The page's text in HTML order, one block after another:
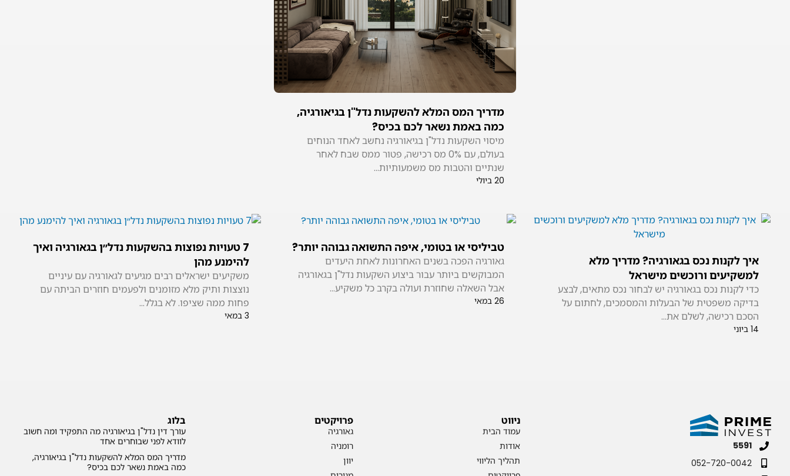
מדריך המס המלא להשקעות נדל"ן בגיאורגיה,
כמה באמת נשאר לכם בכיס?
מיסוי השקעות נדל"ן בגיאורגיה נחשב לאחד הנוחים
בעולם, עם 0% מס רכישה, פטור ממס שבח לאחר
שנתיים והטבות מס משמעותיות...
20 ביולי
איך לקנות נכס בגאורגיה? מדריך מלא
למשקיעים ורוכשים מישראל
כדי לקנות נכס בגאורגיה יש לבחור נכס מתאים, לבצע
בדיקה משפטית של הבעלות והמסמכים, לחתום על
הסכם רכישה, לשלם את...
14 ביוני
טביליסי או בטומי, איפה התשואה גבוהה יותר?
גאורגיה הפכה בשנים האחרונות לאחת היעדים
המבוקשים ביותר עבור ביצוע השקעות נדל"ן בגאורגיה
אבל השאלה שחוזרת ועולה בקרב כל משקיע...
26 במאי
7 טעויות נפוצות בהשקעות נדל״ן בגאורגיה ואיך
להימנע מהן
משקיעים ישראלים רבים מגיעים לגאורגיה עם עיניים
נוצצות ותיק מלא מזומנים ולפעמים חוזרים הביתה עם
פחות ממה שציפו. לא בגלל...
3 במאי
5591
052-720-0042
ניווט
עמוד הבית
אודות
תהליך הליווי
פרויקטים
גאורגיה
רומניה
יוון
בלוג
עורך דין נדל"ן בגיאורגיה מה התפקיד ומה חשוב
לוודא לפני שבוחרים אחד
מדריך המס המלא להשקעות נדל"ן בגיאורגיה,
כמה באמת נשאר לכם בכיס?